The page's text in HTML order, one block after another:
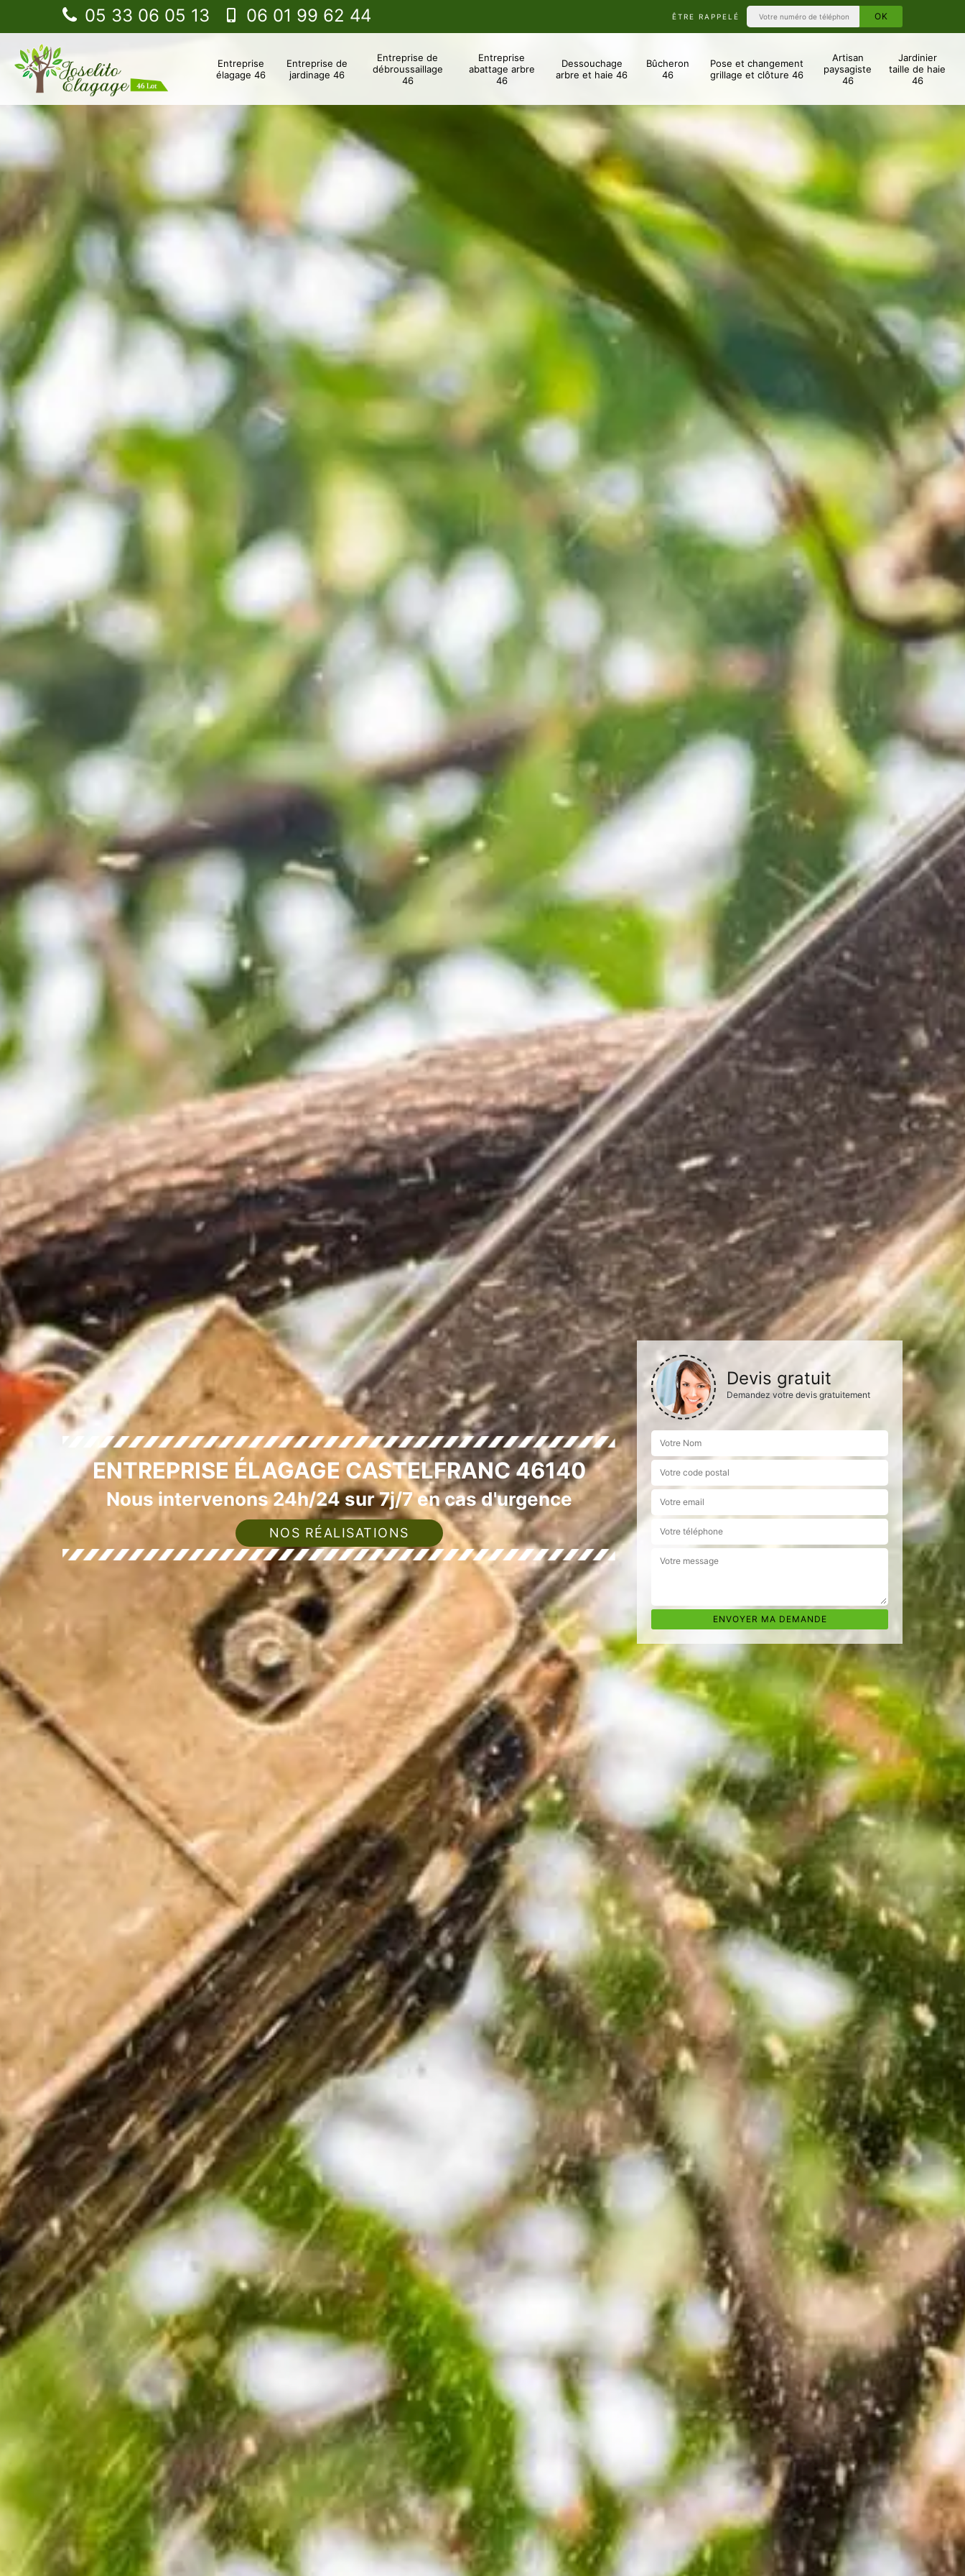
05 33 06 05 13 06 01 99 62 44 ÊTRE RAPPELÉ
Entreprise
élagage 46
Entreprise de
jardinage 46
Entreprise de
débroussaillage
46
Entreprise
abattage arbre
46
Dessouchage
arbre et haie 46
Bûcheron
46
Pose et changement
grillage et clôture 46
Artisan
paysagiste
46
Jardinier
taille de haie
46
ENTREPRISE ÉLAGAGE CASTELFRANC 46140
Nous intervenons 24h/24 sur 7j/7 en cas d'urgence
NOS RÉALISATIONS
Devis gratuit
Demandez votre devis gratuitement